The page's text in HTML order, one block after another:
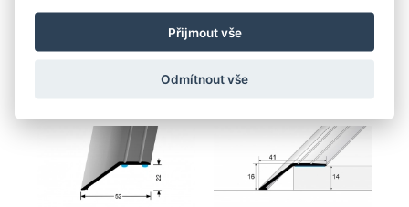
Přijmout vše
Odmítnout vše